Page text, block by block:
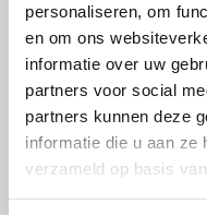
personaliseren, om
en om ons
informatie over uw
partners voor social
partners kunnen deze
informatie die u aan ze
verzameld op basis
Subsidie- en
Vvebelang.nl/
Thema's